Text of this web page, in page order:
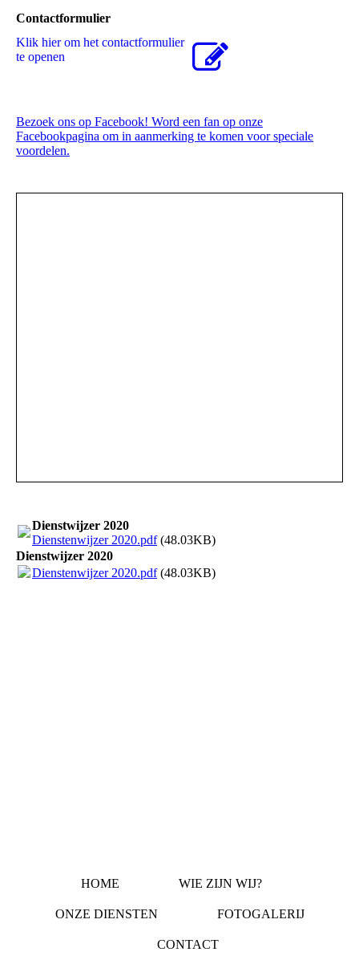
Contactformulier
Klik hier om het contactformulier
te openen
Bezoek ons op Facebook! Word een fan op onze
Facebookpagina om in aanmerking te komen voor speciale
voordelen.
Dienstwijzer 2020
Dienstenwijzer 2020.pdf(48.03KB)
Dienstwijzer 2020
Dienstenwijzer 2020.pdf(48.03KB)
HOME WIE ZIJN WIJ?
ONZE DIENSTEN FOTOGALERIJ
CONTACT